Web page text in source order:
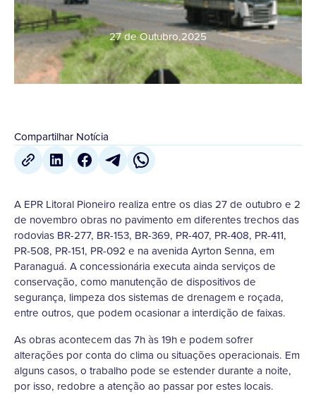
27 de Outubro,2025
Compartilhar Notícia
A EPR Litoral Pioneiro realiza entre os dias 27 de outubro e 2
de novembro obras no pavimento em diferentes trechos das
rodovias BR-277, BR-153, BR-369, PR-407, PR-408, PR-411,
PR-508, PR-151, PR-092 e na avenida Ayrton Senna, em
Paranaguá. A concessionária executa ainda serviços de
conservação, como manutenção de dispositivos de
segurança, limpeza dos sistemas de drenagem e roçada,
entre outros, que podem ocasionar a interdição de faixas.
As obras acontecem das 7h às 19h e podem sofrer
alterações por conta do clima ou situações operacionais. Em
alguns casos, o trabalho pode se estender durante a noite,
por isso, redobre a atenção ao passar por estes locais.